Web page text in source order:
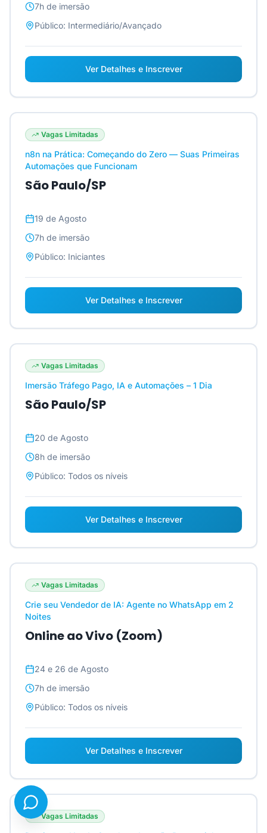
7h de imersão
Público: Intermediário/Avançado
Ver Detalhes e Inscrever
Vagas Limitadas
n8n na Prática: Começando do Zero — Suas Primeiras
Automações que Funcionam
São Paulo/SP
19 de Agosto
7h de imersão
Público: Iniciantes
Ver Detalhes e Inscrever
Vagas Limitadas
Imersão Tráfego Pago, IA e Automações – 1 Dia
São Paulo/SP
20 de Agosto
8h de imersão
Público: Todos os níveis
Ver Detalhes e Inscrever
Vagas Limitadas
Crie seu Vendedor de IA: Agente no WhatsApp em 2
Noites
Online ao Vivo (Zoom)
24 e 26 de Agosto
7h de imersão
Público: Todos os níveis
Ver Detalhes e Inscrever
Vagas Limitadas